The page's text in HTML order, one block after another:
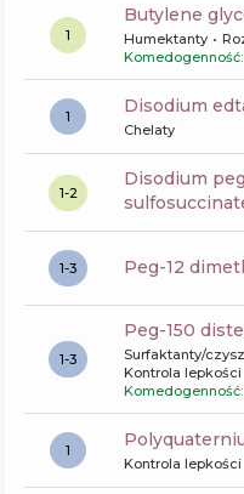
1
butylene
Humektanty
Komedogenność:
1 disodium
Chelaty
1-2
disodium peg-12 dimethicone
1-3 peg-12
1-3
peg-150
Surfaktanty/
Kontrola lepkości
1
Kontrola lepkości